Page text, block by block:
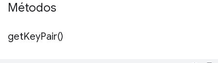
Métodos
getKeyPair()